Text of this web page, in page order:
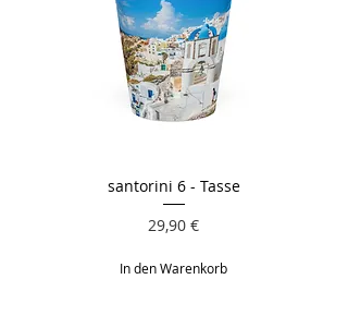
santorini 6 - Tasse
Preis
29,90 €
In den Warenkorb